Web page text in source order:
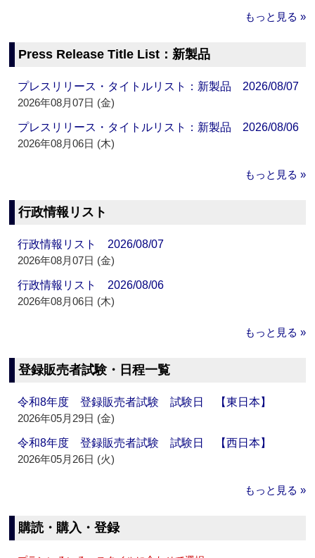
もっと見る »
Press Release Title List：新製品
プレスリリース・タイトルリスト：新製品 2026/08/07
2026年08月07日 (金)
プレスリリース・タイトルリスト：新製品 2026/08/06
2026年08月06日 (木)
もっと見る »
行政情報リスト
行政情報リスト 2026/08/07
2026年08月07日 (金)
行政情報リスト 2026/08/06
2026年08月06日 (木)
もっと見る »
登録販売者試験・日程一覧
令和8年度 登録販売者試験 試験日 【東日本】
2026年05月29日 (金)
令和8年度 登録販売者試験 試験日 【西日本】
2026年05月26日 (火)
もっと見る »
購読・購入・登録